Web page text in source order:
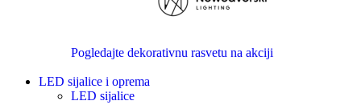
Pogledajte dekorativnu rasvetu na akciji
LED sijalice i oprema
LED sijalice